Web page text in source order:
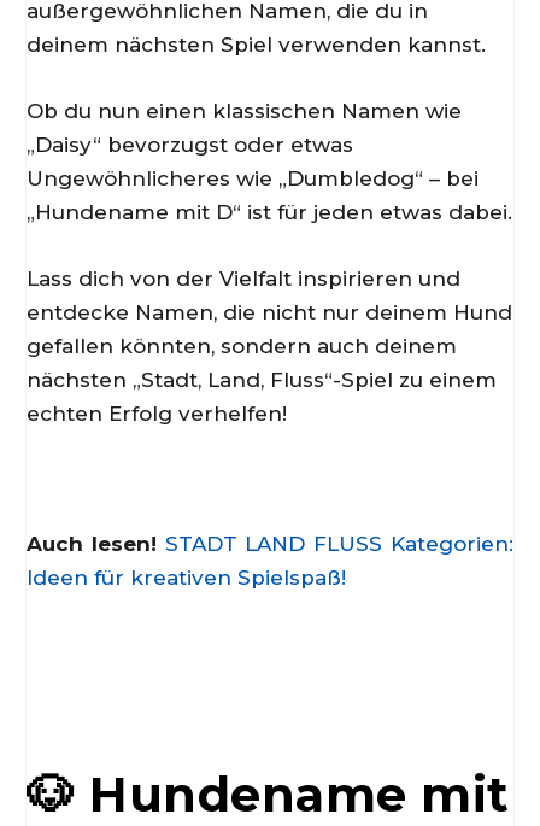
außergewöhnlichen Namen, die du in
deinem nächsten Spiel verwenden kannst.
Ob du nun einen klassischen Namen wie
„Daisy“ bevorzugst oder etwas
Ungewöhnlicheres wie „Dumbledog“ – bei
„Hundename mit D“ ist für jeden etwas dabei.
Lass dich von der Vielfalt inspirieren und
entdecke Namen, die nicht nur deinem Hund
gefallen könnten, sondern auch deinem
nächsten „Stadt, Land, Fluss“-Spiel zu einem
echten Erfolg verhelfen!
Auch lesen! STADT LAND FLUSS Kategorien:
Ideen für kreativen Spielspaß!
🐶 Hundename mit